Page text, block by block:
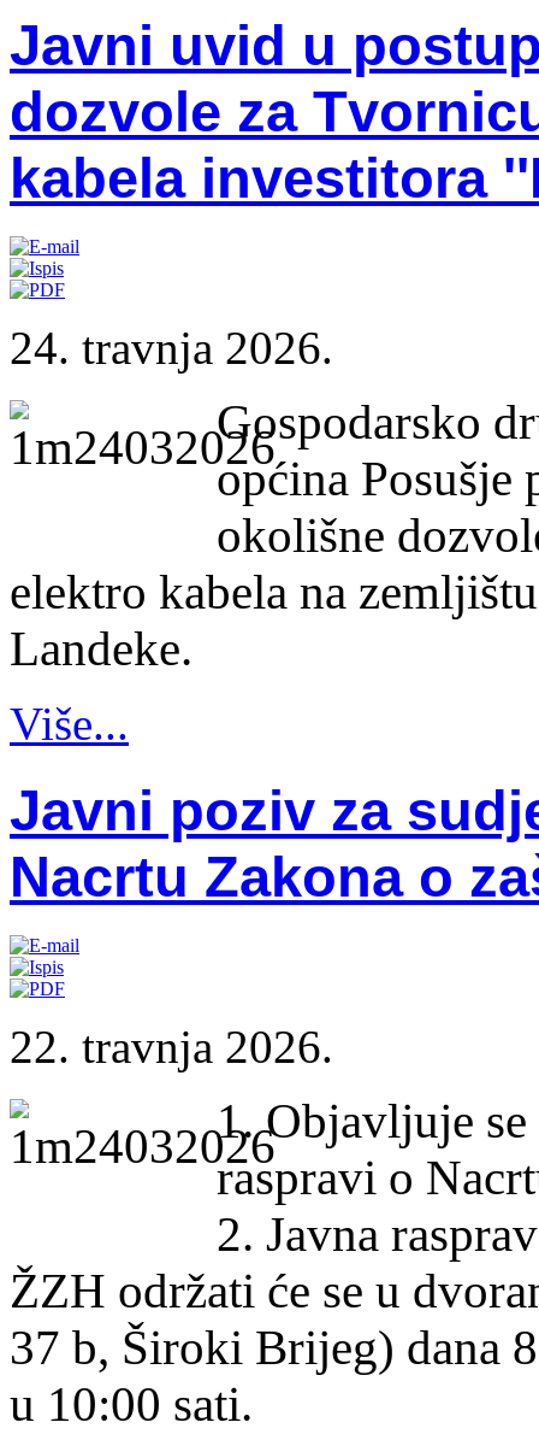
Javni uvid u
dozvole za
kabela investitora
24. travnja 2026.
Gospodarsko
općina Posušje
okolišne
elektro kabela na
Landeke.
Više...
Javni poziv za
Nacrtu Zakona o
22. travnja 2026.
1. Objavljuje
raspravi o
2. Javna
ŽZH održati će se u
37 b, Široki Brijeg) dana
u 10:00 sati.